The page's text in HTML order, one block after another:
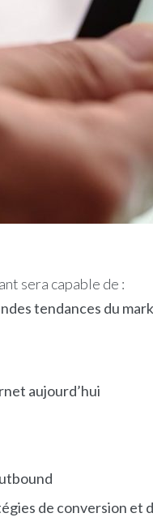
sera capable de :
tendances du
aujourd’hui
de conversion et